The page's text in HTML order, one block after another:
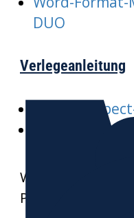
DUO
Verlegeanleitung
MULTI-
MULTI-
Weitere